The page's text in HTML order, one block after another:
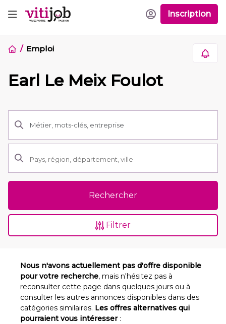
Inscription
Emploi
Earl Le Meix Foulot
Rechercher
Filtrer
Nous n'avons actuellement pas d'offre disponible
pour votre recherche, mais n'hésitez pas à
reconsulter cette page dans quelques jours ou à
consulter les autres annonces disponibles dans des
catégories similaires. Les offres alternatives qui
pourraient vous intéresser: